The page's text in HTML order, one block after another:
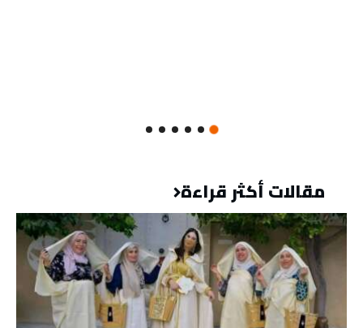
مقالات أكثر قراءة